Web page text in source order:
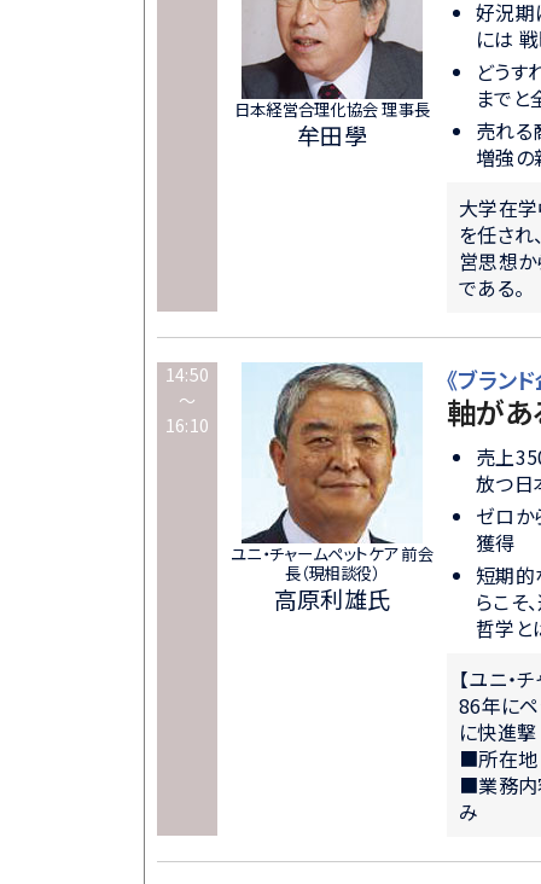
日本経営合理化協会 理事長
牟田學
好況期
には
どうす
までと
売れる
増強の
大学在
を任され
営思想か
である。
14:50
～
16:10
ユニ・チャームペットケア 前会
長（現相談役）
高原利雄氏
《ブラン
軸が
売上
放つ日
ゼロか
獲得
短期的
らこそ
哲学と
【ユニ・
86年にペ
に快進撃
■所在
■業務内
み